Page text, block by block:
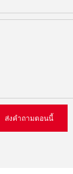
ส่งคำถามตอนนี้